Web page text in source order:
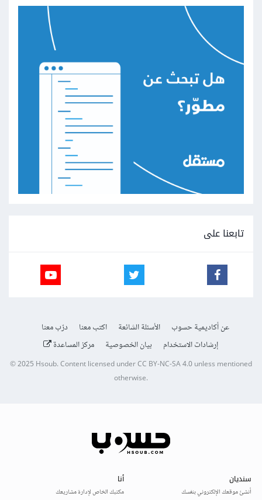
تابعنا على
عن أكاديمية حسوب الأسئلة الشائعة اكتب معنا
درّب معنا
إرشادات الاستخدام
بيان الخصوصية مركز المساعدة
© 2025Hsoub.Content licensed underCC BY-NC-SA 4.0unless mentioned
otherwise.